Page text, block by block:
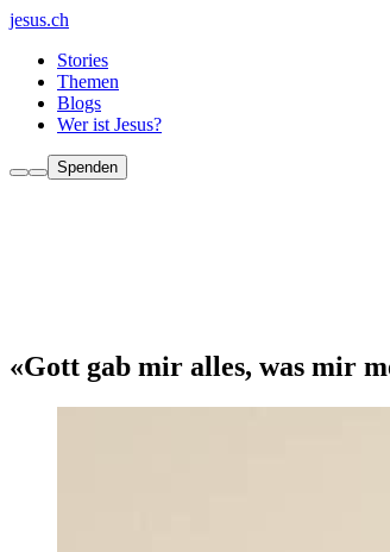
jesus.ch
Stories
Themen
Blogs
Wer ist Jesus?
Spenden
«Gott gab mir alles, was mir